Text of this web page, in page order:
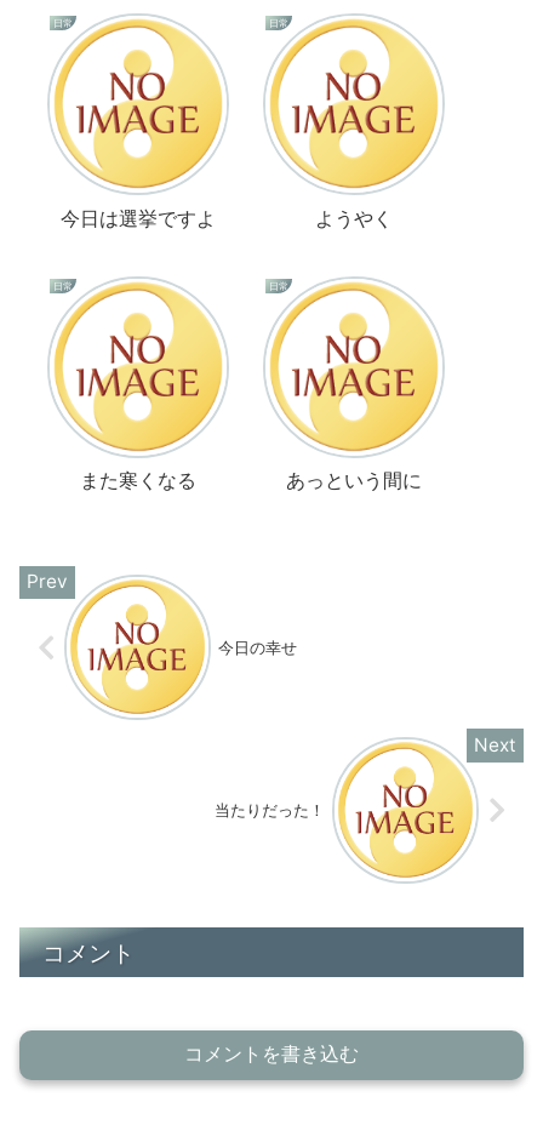
日常
今日は選挙ですよ
日常
ようやく
日常
また寒くなる
日常
あっという間に
今日の幸せ
当たりだった！
コメント
コメントを書き込む